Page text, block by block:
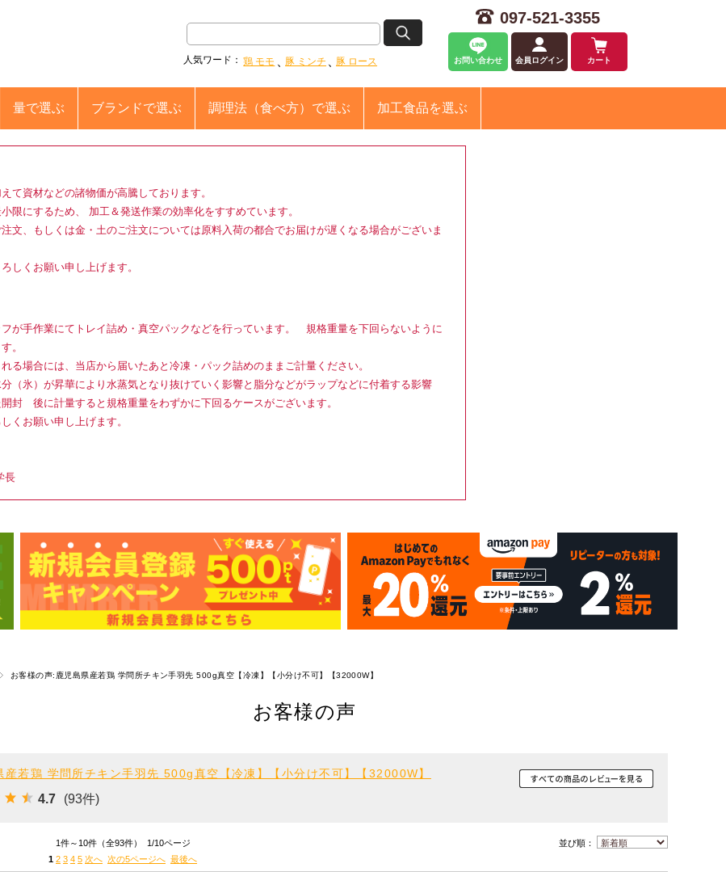
097-521-3355
お問い合わせ 会員ログイン カート
人気ワード： 鶏 モモ 豚 ミンチ 豚 ロース
量で選ぶ ブランドで選ぶ 調理法 （食べ方）で選ぶ 加工食品を選ぶ
て資材などの諸物価が高騰しております。
限にするため、 加工＆発送作業の効率化をすすめています。
文、もしくは金・土のご注文については原料入荷の都合でお届けが遅くなる場合がございま
しくお願い申し上げます。
が手作業にてトレイ詰め・真空パックなどを行っています。 規格重量を下回らないように
。
る場合には、当店から届いたあと冷凍・パック詰めのままご計量ください。
（氷）が昇華により水蒸気となり抜けていく影響と脂分などがラップなどに付着する影響
封 後に計量すると規格重量をわずかに下回るケースがございます。
くお願い申し上げます。
長
お客様の声:鹿児島県産若鶏 学問所チキン手羽先 500g真空【冷凍】【小分け不可】【32000W】
お客様の声
産若鶏 学問所チキン手羽先 500g真空【冷凍】【小分け不可】【32000W】
4.7 (93件)
1件～10件（全93件） 1/10ページ
1 2 3 4 5 次へ 次の5ページへ 最後へ
並び順：